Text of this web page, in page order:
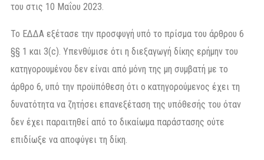
του στις 10 Μαΐου 2023.
Το ΕΔΔΑ εξέτασε την προσφυγή υπό το πρίσμα του άρθρου 6
§§ 1 και 3(c). Υπενθύμισε ότι η διεξαγωγή δίκης ερήμην του
κατηγορουμένου δεν είναι από μόνη της μη συμβατή με το
άρθρο 6, υπό την προϋπόθεση ότι ο κατηγορούμενος έχει τη
δυνατότητα να ζητήσει επανεξέταση της υπόθεσής του όταν
δεν έχει παραιτηθεί από το δικαίωμα παράστασης ούτε
επιδίωξε να αποφύγει τη δίκη.